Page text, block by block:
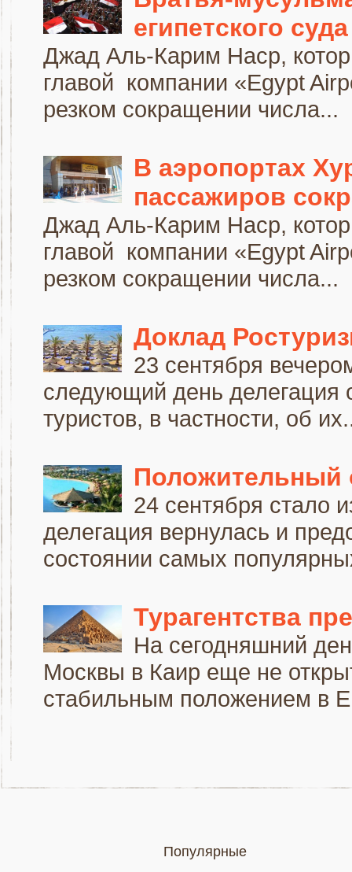
египетского
Джад Аль-Карим Наср,
главой компании «Egypt
резком сокращении числа...
В аэропортах
пассажиров
Джад Аль-Карим Наср,
главой компании «Egypt
резком сокращении числа...
Доклад
23 сентября
следующий день делегация
туристов, в частности, об
Положительный
24 сентября стало
делегация вернулась и
состоянии самых
Турагентства
На сегодняшний
Москвы в Каир еще не
стабильным положением в
Популярные